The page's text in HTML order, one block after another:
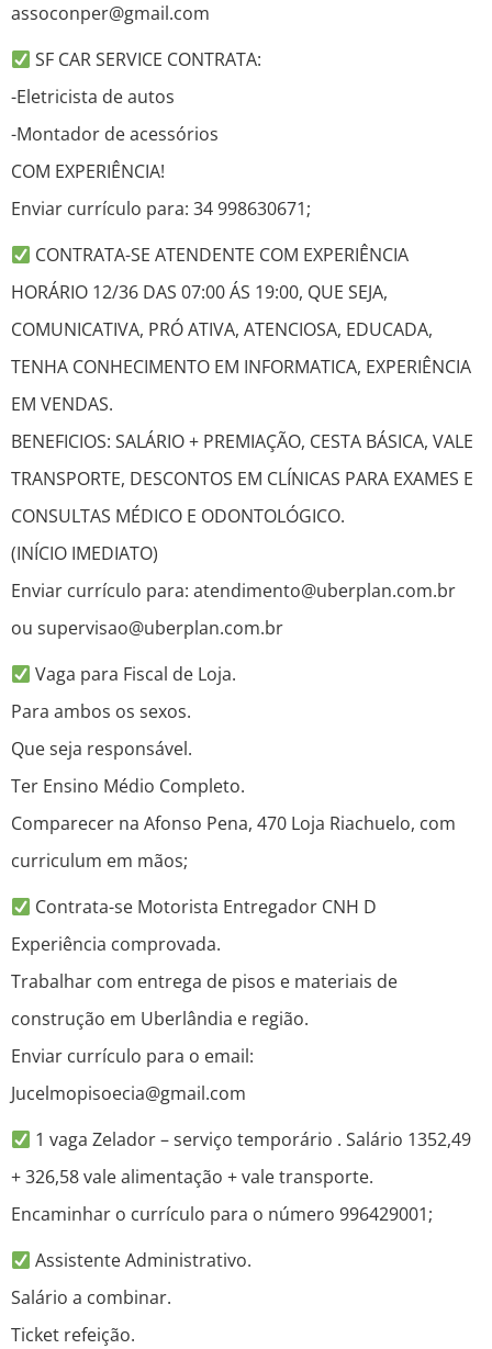
assoconper@gmail.com
SF CAR SERVICE CONTRATA:
-Eletricista de autos
-Montador de acessórios
COM EXPERIÊNCIA!
Enviar currículo para: 34 998630671;
CONTRATA-SE ATENDENTE COM EXPERIÊNCIA
HORÁRIO 12/36 DAS 07:00 ÁS 19:00, QUE SEJA,
COMUNICATIVA, PRÓ ATIVA, ATENCIOSA, EDUCADA,
TENHA CONHECIMENTO EM INFORMATICA, EXPERIÊNCIA
EM VENDAS.
BENEFICIOS: SALÁRIO + PREMIAÇÃO, CESTA BÁSICA, VALE
TRANSPORTE, DESCONTOS EM CLÍNICAS PARA EXAMES E
CONSULTAS MÉDICO E ODONTOLÓGICO.
(INÍCIO IMEDIATO)
Enviar currículo para: atendimento@uberplan.com.br
ou supervisao@uberplan.com.br
Vaga para Fiscal de Loja.
Para ambos os sexos.
Que seja responsável.
Ter Ensino Médio Completo.
Comparecer na Afonso Pena, 470 Loja Riachuelo, com
curriculum em mãos;
Contrata-se Motorista Entregador CNH D
Experiência comprovada.
Trabalhar com entrega de pisos e materiais de
construção em Uberlândia e região.
Enviar currículo para o email:
Jucelmopisoecia@gmail.com
1 vaga Zelador – serviço temporário . Salário 1352,49
+ 326,58 vale alimentação + vale transporte.
Encaminhar o currículo para o número 996429001;
Assistente Administrativo.
Salário a combinar.
Ticket refeição.